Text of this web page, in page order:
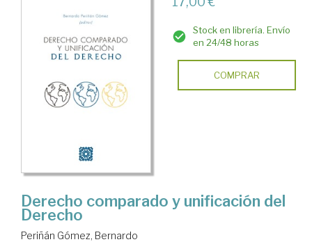
Stock en librería. Envío
en 24/48 horas
COMPRAR
Derecho comparado y unificación del
Derecho
Periñán Gómez, Bernardo